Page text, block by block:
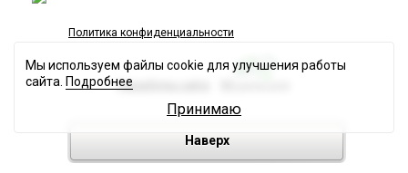
Политика конфиденциальности
Разработка сайта
Наверх
Мы используем файлы cookie для улучшения работы
сайта. Подробнее
Принимаю